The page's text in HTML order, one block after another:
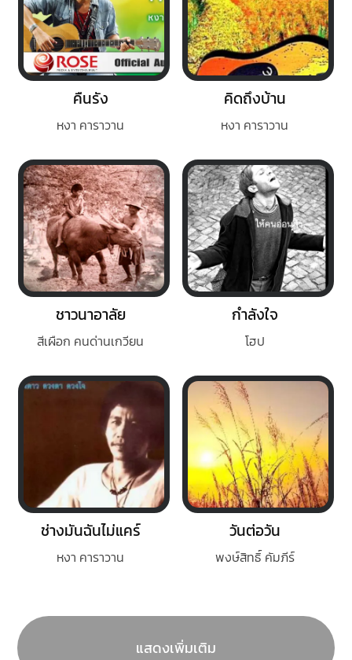
คืนรัง
หงา คาราวาน
คิดถึงบ้าน
หงา คาราวาน
ชาวนาอาลัย
สีเผือก คนด่านเกวียน
กำลังใจ
โฮป
ช่างมันฉันไม่แคร์
หงา คาราวาน
วันต่อวัน
พงษ์สิทธิ์ คัมภีร์
แสดงเพิ่มเติม